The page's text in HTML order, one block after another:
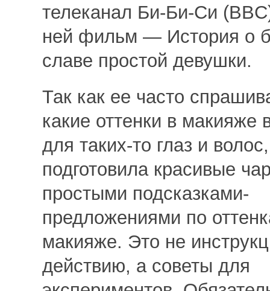
телеканал Би-Би-Си
ней фильм — История о
славе простой девушки.
Так как ее часто
какие оттенки в макияже
для таких-то глаз и
подготовила красивые
простыми подсказками-
предложениями по
макияже. Это не
действию, а советы для